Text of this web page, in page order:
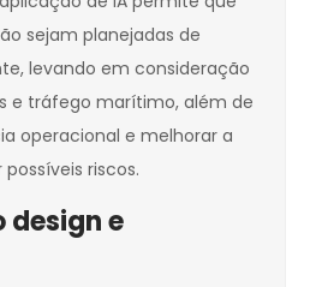
sejam planejadas de
levando em consideração
e tráfego marítimo, além de
operacional e melhorar a
riscos.
design e